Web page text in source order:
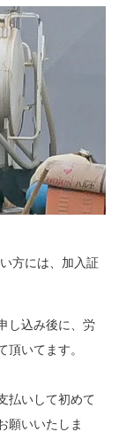
方には、加入証
し込み後に、労
いてます。
払いして初めて
願いいたしま